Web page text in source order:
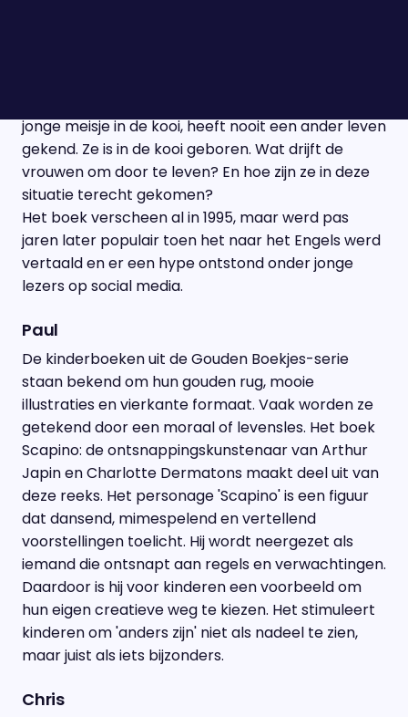
jonge meisje in de kooi, heeft nooit een ander leven
gekend. Ze is in de kooi geboren. Wat drijft de
vrouwen om door te leven? En hoe zijn ze in deze
situatie terecht gekomen?
Het boek verscheen al in 1995, maar werd pas
jaren later populair toen het naar het Engels werd
vertaald en er een hype ontstond onder jonge
lezers op social media.
Paul
De kinderboeken uit de Gouden Boekjes-serie
staan bekend om hun gouden rug, mooie
illustraties en vierkante formaat. Vaak worden ze
getekend door een moraal of levensles. Het boek
Scapino: de ontsnappingskunstenaar van Arthur
Japin en Charlotte Dermatons maakt deel uit van
deze reeks. Het personage 'Scapino' is een figuur
dat dansend, mimespelend en vertellend
voorstellingen toelicht. Hij wordt neergezet als
iemand die ontsnapt aan regels en verwachtingen.
Daardoor is hij voor kinderen een voorbeeld om
hun eigen creatieve weg te kiezen. Het stimuleert
kinderen om 'anders zijn' niet als nadeel te zien,
maar juist als iets bijzonders.
Chris